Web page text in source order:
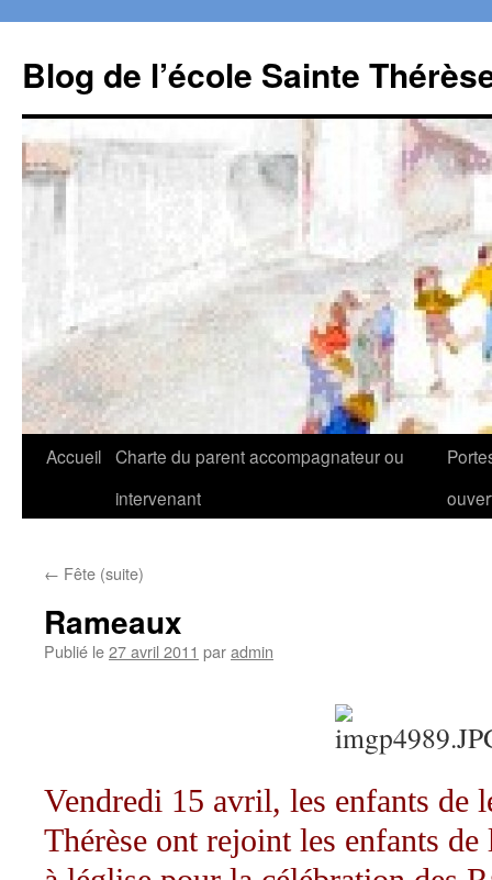
contenu
Blog de l’école Sainte
Accueil Charte du parent accompagnateur ou
intervenant
← Fête (suite)
Rameaux
Publié le27 avril 2011 paradmin
Vendredi 15 avril, les enfants de
Thérèse ont rejoint les enfants de